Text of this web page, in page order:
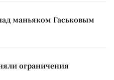
маньяком Гаськовым
ограничения